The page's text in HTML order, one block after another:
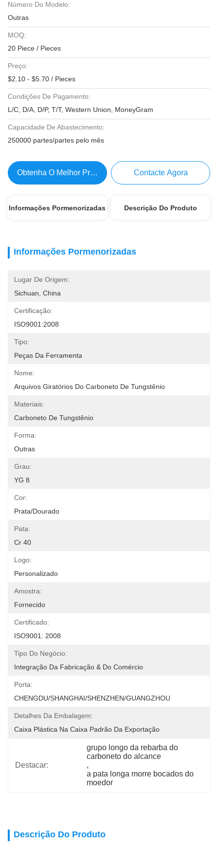
Número Do Modelo:
Outras
MOQ:
20 Piece / Pieces
Preço:
$2.10 - $5.70 / Pieces
Condições De Pagamento:
L/C, D/A, D/P, T/T, Western Union, MoneyGram
Capacidade De Abastecimento:
250000 partes/partes pelo mês
Obtenha O Melhor Preço Contacte Agora
Informações Pormenorizadas Descrição Do Produto
Informações Pormenorizadas
Lugar De Origem:
Sichuan, China
Certificação:
ISO9001:2008
Tipo:
Peças Da Ferramenta
Nome:
Arquivos Giratórios Do Carboneto De Tungstênio
Materiais:
Carboneto De Tungstênio
Forma:
Outras
Grau:
YG 8
Cor:
Prata/dourado
Pata:
Cr 40
Logo:
Personalizado
Amostra:
Fornecido
Certificado:
ISO9001: 2008
Tipo Do Negócio:
Integração Da Fabricação & Do Comércio
Porta:
CHENGDU/SHANGHAI/SHENZHEN/GUANGZHOU
Detalhes Da Embalagem:
Caixa Plástica Na Caixa Padrão Da Exportação
Destacar:
grupo longo da rebarba do
carboneto do alcance
,
a pata longa morre bocados do
moedor
Descrição Do Produto